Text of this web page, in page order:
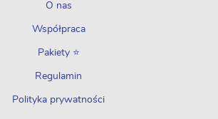
O nas
Współpraca
Pakiety ⭐
Regulamin
Polityka prywatności